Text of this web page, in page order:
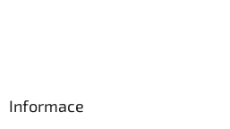
Informace